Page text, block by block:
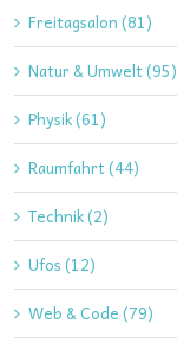
Freitagsalon (81)
Natur & Umwelt (95)
Physik (61)
Raumfahrt (44)
Technik (2)
Ufos (12)
Web & Code (79)